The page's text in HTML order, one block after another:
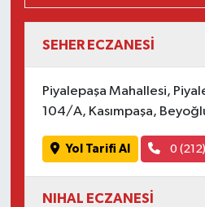
SEHER ECZANESİ
Piyalepaşa Mahallesi,
104/A, Kasımpaşa,
Yol Tarifi Al 0
NIHAL ECZANESİ